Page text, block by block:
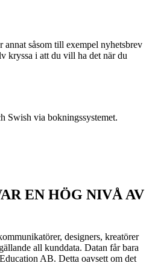
såsom till exempel nyhetsbrev
kryssa i att du vill ha det när du
Swish via bokningssystemet.
EN HÖG NIVÅ AV
designers, kreatörer
all kunddata. Datan får bara
AB. Detta oavsett om det